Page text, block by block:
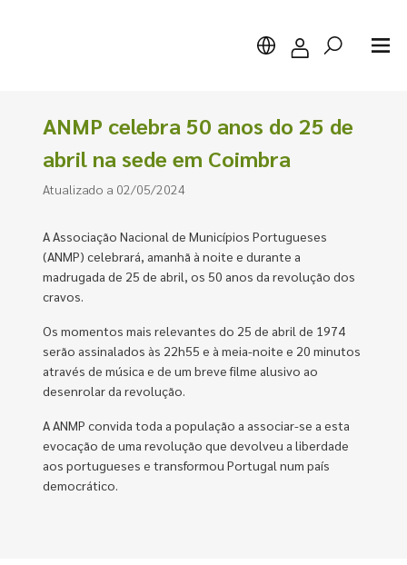
Pesquisar
ANMP celebra 50 anos do 25 de
abril na sede em Coimbra
Atualizado a 02/05/2024
A Associação Nacional de Municípios Portugueses
(ANMP) celebrará, amanhã à noite e durante a
madrugada de 25 de abril, os 50 anos da revolução dos
cravos.
Os momentos mais relevantes do 25 de abril de 1974
serão assinalados às 22h55 e à meia-noite e 20 minutos
através de música e de um breve filme alusivo ao
desenrolar da revolução.
A ANMP convida toda a população a associar-se a esta
evocação de uma revolução que devolveu a liberdade
aos portugueses e transformou Portugal num país
democrático.